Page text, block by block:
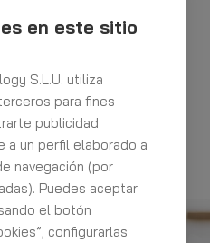
o usuario
en este sitio
S.L.U. utiliza
para fines
publicidad
a un perfil elaborado a
navegación (por
Puedes aceptar
el botón
configurarlas